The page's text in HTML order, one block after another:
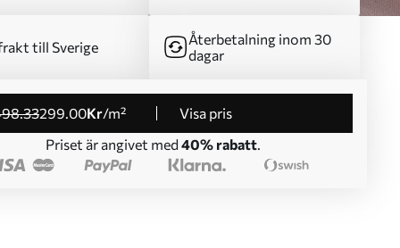
till Sverige
Återbetalning inom 30
dagar
.33299.00Kr/m²
Visa pris
Priset är angivet med 40% rabatt.